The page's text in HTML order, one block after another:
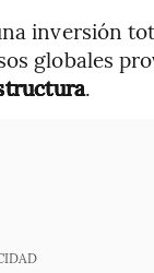
inversión
globales
.